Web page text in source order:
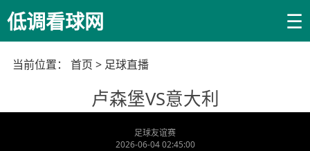
低调看球网 ☰
当前位置： 首页 > 足球直播
卢森堡VS意大利
足球友谊赛
2026-06-04 02:45:00